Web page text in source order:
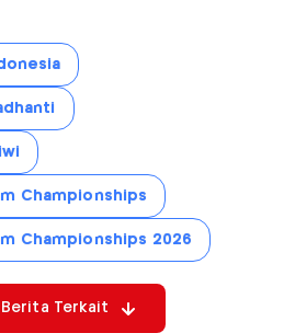
Championships
Championships 2026
Berita Terkait